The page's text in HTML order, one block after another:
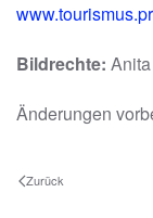
Bildrechte:
Änderungen
Zurück